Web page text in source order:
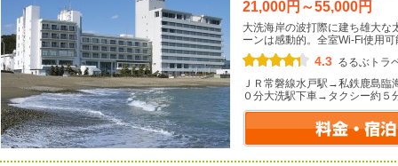
21,000円～55,000円
大洗海岸の波打際に建ち雄大な
ーンは感動的。全室Wi-Fi使用可
4.3 るるぶトラ
ＪＲ常磐線水戸駅→私鉄鹿島臨
０分大洗駅下車→タクシー約５